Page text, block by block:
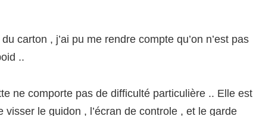
carton , j’ai pu me rendre compte qu’on n’est pas
..
ne comporte pas de difficulté particulière .. Elle est
le guidon , l’écran de controle , et le garde